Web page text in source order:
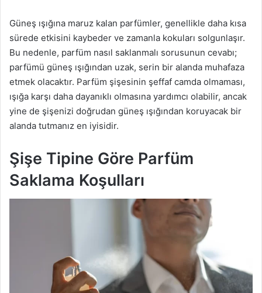
Güneş ışığına maruz kalan parfümler, genellikle daha kısa
sürede etkisini kaybeder ve zamanla kokuları solgunlaşır.
Bu nedenle, parfüm nasıl saklanmalı sorusunun cevabı;
parfümü güneş ışığından uzak, serin bir alanda muhafaza
etmek olacaktır. Parfüm şişesinin şeffaf camda olmaması,
ışığa karşı daha dayanıklı olmasına yardımcı olabilir, ancak
yine de şişenizi doğrudan güneş ışığından koruyacak bir
alanda tutmanız en iyisidir.
Şişe Tipine Göre Parfüm
Saklama Koşulları